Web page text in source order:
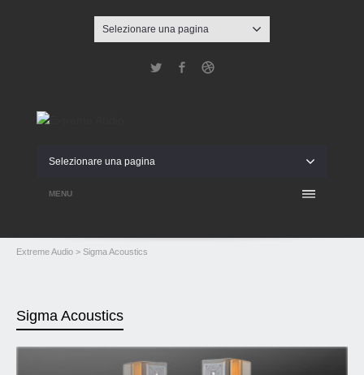
Selezionare una pagina
Twitter Facebook
Selezionare una pagina
MENU
Extreme Audio > Sigma Acoustics
Sigma Acoustics